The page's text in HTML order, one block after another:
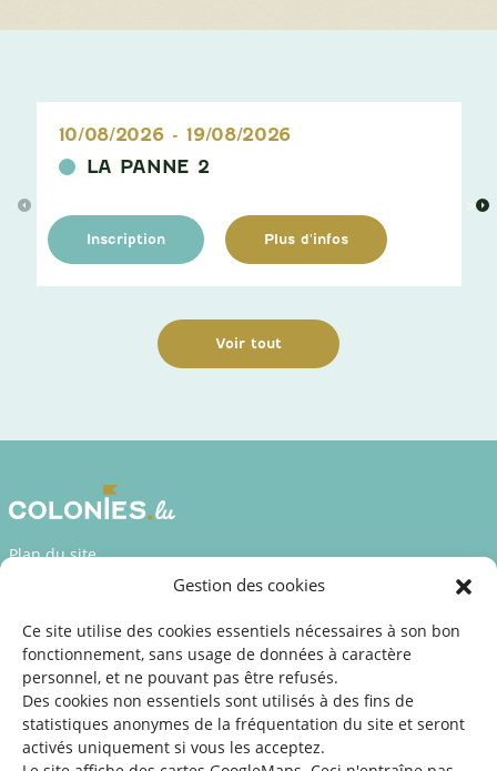
Gestion des cookies
Ce site utilise des cookies essentiels nécessaires à son bon
fonctionnement, sans usage de données à caractère
personnel, et ne pouvant pas être refusés.
Des cookies non essentiels sont utilisés à des fins de
statistiques anonymes de la fréquentation du site et seront
activés uniquement si vous les acceptez.
LA PANNE 2
10/08/2026 - 19/08/2026
Inscription Plus d'infos
Voir tout
Plan du site
Déclaration d’accessibilité
Mentions légales
©2026 SNJ